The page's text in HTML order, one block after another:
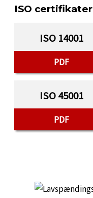
ISO certifikater
ISO 14001
PDF
ISO 45001
PDF